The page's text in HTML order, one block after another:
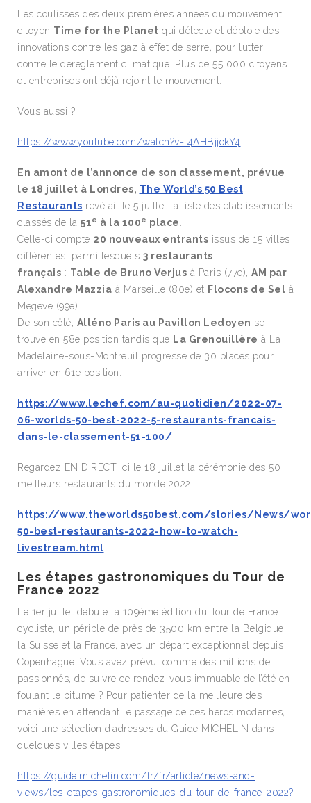
Les coulisses des deux premières années du mouvement
citoyen Time for the Planet qui détecte et déploie des
innovations contre les gaz à effet de serre, pour lutter
contre le dérèglement climatique. Plus de 55 000 citoyens
et entreprises ont déjà rejoint le mouvement.
Vous aussi ?
https://www.youtube.com/watch?v=l4AHBjjokY4
En amont de l’annonce de son classement, prévue
le 18 juillet à Londres, The World’s 50 Best
Restaurants révélait le 5 juillet la liste des établissements
classés de la 51e à la 100e place.
Celle-ci compte 20 nouveaux entrants issus de 15 villes
différentes, parmi lesquels 3 restaurants
français : Table de Bruno Verjus à Paris (77e), AM par
Alexandre Mazzia à Marseille (80e) et Flocons de Sel à
Megève (99e).
De son côté, Alléno Paris au Pavillon Ledoyen se
trouve en 58e position tandis que La Grenouillère à La
Madelaine-sous-Montreuil progresse de 30 places pour
arriver en 61e position.
https://www.lechef.com/au-quotidien/2022-07-
06-worlds-50-best-2022-5-restaurants-francais-
dans-le-classement-51-100/
Regardez EN DIRECT ici le 18 juillet la cérémonie des 50
meilleurs restaurants du monde 2022
https://www.theworlds50best.com/stories/News/
50-best-restaurants-2022-how-to-watch-
livestream.html
Les étapes gastronomiques du Tour de
France 2022
Le 1er juillet débute la 109ème édition du Tour de France
cycliste, un périple de près de 3500 km entre la Belgique,
la Suisse et la France, avec un départ exceptionnel depuis
Copenhague. Vous avez prévu, comme des millions de
passionnés, de suivre ce rendez-vous immuable de l’été en
foulant le bitume ? Pour patienter de la meilleure des
manières en attendant le passage de ces héros modernes,
voici une sélection d’adresses du Guide MICHELIN dans
quelques villes étapes.
https://guide.michelin.com/fr/fr/article/news-and-
views/les-etapes-gastronomiques-du-tour-de-france-2022?